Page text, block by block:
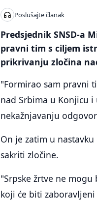
Poslušajte članak
Predsjednik SNSD-a
pravni tim s ciljem
prikrivanju zločina
"Formirao sam pravni
nad Srbima u Konjicu
nekažnjavanju
On je zatim u
sakriti zločine.
"Srpske žrtve ne
koji će biti